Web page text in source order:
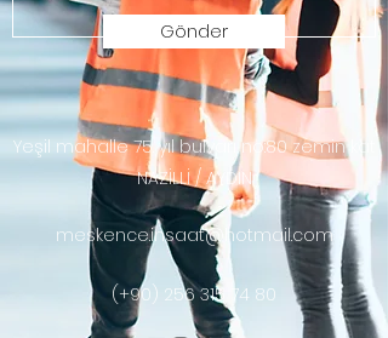
Gönder
Yeşil mahalle 75. yıl bulvarı no:80 zemin kat
NAZİLLİ / AYDIN
meskence.insaat@hotmail.com
(+90) 256 315 74 80